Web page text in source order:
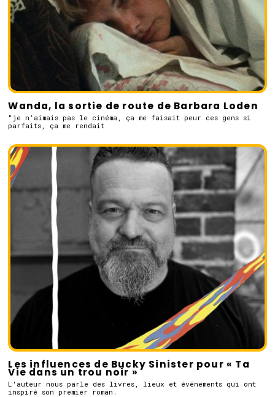
Wanda, la sortie de route de Barbara Loden
"je n’aimais pas le cinéma, ça me faisait peur ces gens si
parfaits, ça me rendait
Les influences de Bucky Sinister pour « Ta
Vie dans un trou noir »
L'auteur nous parle des livres, lieux et événements qui ont
inspiré son premier roman.